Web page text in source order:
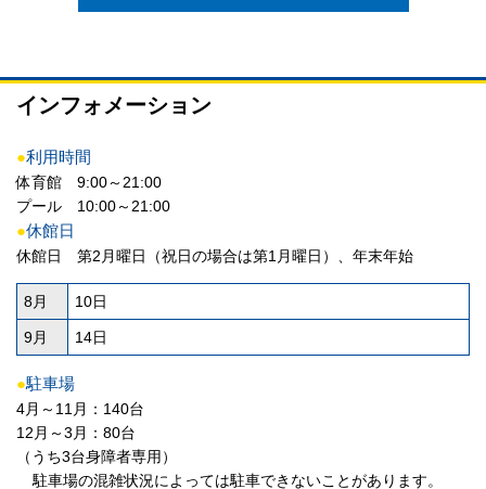
インフォメーション
●利用時間
体育館 9:00～21:00
プール 10:00～21:00
●休館日
休館日 第2月曜日（祝日の場合は第1月曜日）、年末年始
8月 10日
9月 14日
●駐車場
4月～11月：140台
12月～3月：80台
（うち3台身障者専用）
駐車場の混雑状況によっては駐車できないことがあります。